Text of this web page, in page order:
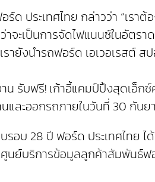
ประเทศไทย กล่าวว่า “เราต้
จะเป็นการจัดไฟแนนซ์ในอัต
รายังนำรถฟอร์ด เอเวอเรส
รับฟรี! เก้าอี้แคมป์ปิ้งสุดเอ็
และออกรถภายในวันที่ 30 กั
อบ 28 ปี ฟอร์ด ประเทศไทย
นย์บริการข้อมูลลูกค้าสัมพันธ์